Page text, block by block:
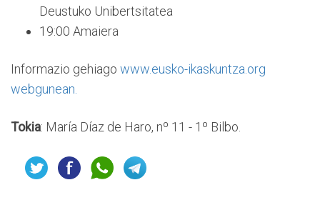
Deustuko Unibertsitatea
19:00 Amaiera
Informazio gehiago www.eusko-ikaskuntza.org
webgunean.
Tokia: María Díaz de Haro, nº 11 - 1º Bilbo.